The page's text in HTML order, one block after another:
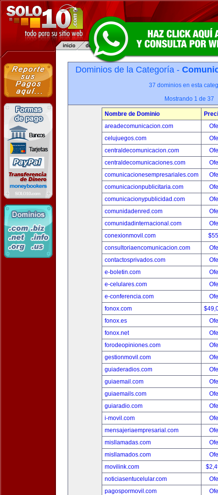
Dominios de la Categoría -
37 dominios en esta
Mostrando 1 de 37
Nombre de Dominio
areadecomunicacion.com
celujuegos.com
centraldecomunicacion.com
centraldecomunicaciones.com
comunicacionesempresariales.com
comunicacionpublicitaria.com
comunicacionypublicidad.com
comunidadenred.com
comunidadinternacional.com
conexionmovil.com
consultoriaencomunicacion.com
contactosprivados.com
e-boletin.com
e-celulares.com
e-conferencia.com
fonox.com
fonox.es
fonox.net
forodeopiniones.com
gestionmovil.com
guiaderadios.com
guiaemail.com
guiaemails.com
guiaradio.com
i-movil.com
mensajeriaempresarial.com
misllamadas.com
misllamados.com
movilink.com
noticiasentucelular.com
pagospormovil.com